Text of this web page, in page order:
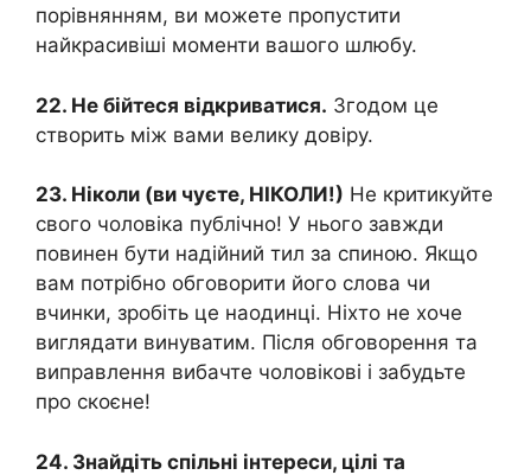
порівнянням, ви можете пропустити
найкрасивіші моменти вашого шлюбу.
22. Не бійтеся відкриватися. Згодом це
створить між вами велику довіру.
23. Ніколи (ви чуєте, НІКОЛИ!) Не критикуйте
свого чоловіка публічно! У нього завжди
повинен бути надійний тил за спиною. Якщо
вам потрібно обговорити його слова чи
вчинки, зробіть це наодинці. Ніхто не хоче
виглядати винуватим. Після обговорення та
виправлення вибачте чоловікові і забудьте
про скоєне!
24. Знайдіть спільні інтереси, цілі та